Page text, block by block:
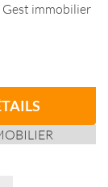
Gest immobilier